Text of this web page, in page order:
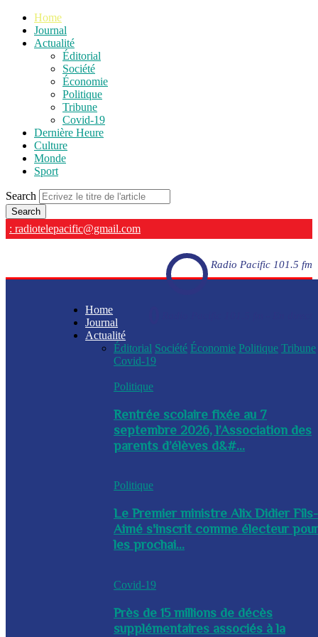
Home
Journal
Actualité
Éditorial
Société
Économie
Politique
Tribune
Covid-19
Dernière Heure
Culture
Monde
Sport
Search
: radiotelepacific@gmail.com
Radio Pacific 101.5 fm
Home
Journal
Actualité
Éditorial Société Économie Politique Tribune
Covid-19
Politique
Rentrée scolaire fixée au 7
septembre 2026, l’Association des
parents d’élèves d&#...
Politique
Le Premier ministre Alix Didier Fils-
Aimé s'inscrit comme électeur
les prochai...
Covid-19
Près de 15 millions de décès
supplémentaires associés à la